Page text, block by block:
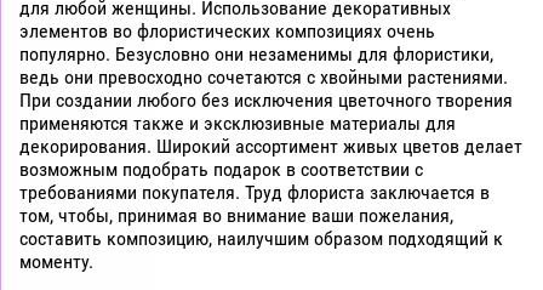
для любой женщины. Использование декоративных
элементов во флористических композициях очень
популярно. Безусловно они незаменимы для флористики,
ведь они превосходно сочетаются с хвойными растениями.
При создании любого без исключения цветочного творения
применяются также и эксклюзивные материалы для
декорирования. Широкий ассортимент живых цветов делает
возможным подобрать подарок в соответствии с
требованиями покупателя. Труд флориста заключается в
том, чтобы, принимая во внимание ваши пожелания,
составить композицию, наилучшим образом подходящий к
моменту.